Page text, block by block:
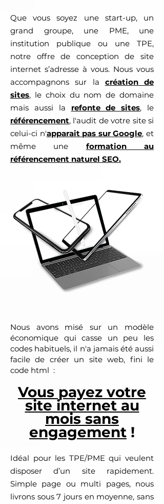
Que vous soyez une start-up, un
grand groupe, une PME, une
institution publique ou une TPE,
notre offre de conception de site
internet s’adresse à vous. Nous vous
accompagnons sur la création de
sites, le choix du nom de domaine
mais aussi la refonte de sites, le
référencement, l'audit de votre site si
celui-ci n'apparait pas sur Google, et
même une formation au
référencement naturel SEO.
Nous avons misé sur un modèle
économique qui casse un peu les
codes habituels, il n'a jamais été aussi
facile de créer un site web, fini le
code html :
Vous payez votre
site internet au
mois sans
engagement !
Idéal pour les TPE/PME qui veulent
disposer d’un site rapidement.
Simple page ou multi pages, nous
livrons sous 7 jours en moyenne, sans